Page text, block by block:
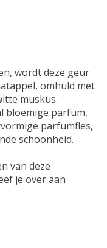
wordt deze geur
omhuld met
muskus.
bloemige parfum,
parfumfles,
schoonheid.
van deze
je over aan